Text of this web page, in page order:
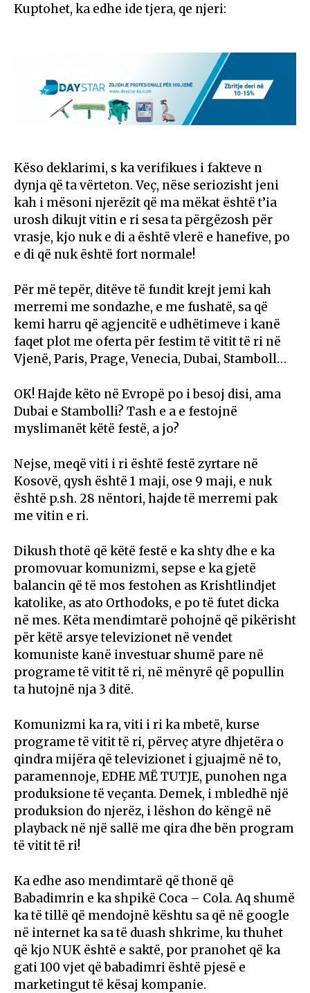
Kuptohet, ka edhe ide tjera, qe njeri:
Këso deklarimi, s ka verifikues i fakteve n
dynja që ta vërteton. Veç, nëse seriozisht jeni
kah i mësoni njerëzit që ma mëkat është t’ia
urosh dikujt vitin e ri sesa ta përgëzosh për
vrasje, kjo nuk e di a është vlerë e hanefive, po
e di që nuk është fort normale!
Për më tepër, ditëve të fundit krejt jemi kah
merremi me sondazhe, e me fushatë, sa që
kemi harru që agjencitë e udhëtimeve i kanë
faqet plot me oferta për festim të vitit të ri në
Vjenë, Paris, Prage, Venecia, Dubai, Stamboll…
OK! Hajde këto në Evropë po i besoj disi, ama
Dubai e Stambolli? Tash e a e festojnë
myslimanët këtë festë, a jo?
Nejse, meqë viti i ri është festë zyrtare në
Kosovë, qysh është 1 maji, ose 9 maji, e nuk
është p.sh. 28 nëntori, hajde të merremi pak
me vitin e ri.
Dikush thotë që këtë festë e ka shty dhe e ka
promovuar komunizmi, sepse e ka gjetë
balancin që të mos festohen as Krishtlindjet
katolike, as ato Orthodoks, e po të futet dicka
në mes. Këta mendimtarë pohojnë që pikërisht
për këtë arsye televizionet në vendet
komuniste kanë investuar shumë pare në
programe të vitit të ri, në mënyrë që popullin
ta hutojnë nja 3 ditë.
Komunizmi ka ra, viti i ri ka mbetë, kurse
programe të vitit të ri, përveç atyre dhjetëra o
qindra mijëra që televizionet i gjuajmë në to,
paramennoje, EDHE MË TUTJE, punohen nga
produksione të veçanta. Demek, i mbledhë një
produksion do njerëz, i lëshon do këngë në
playback në një sallë me qira dhe bën program
të vitit të ri!
Ka edhe aso mendimtarë që thonë që
Babadimrin e ka shpikë Coca – Cola. Aq shumë
ka të tillë që mendojnë kështu sa që në google
në internet ka sa të duash shkrime, ku thuhet
që kjo NUK është e saktë, por pranohet që ka
gati 100 vjet që babadimri është pjesë e
marketingut të kësaj kompanie.